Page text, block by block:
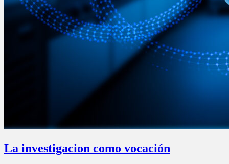
La investigacion como vocación